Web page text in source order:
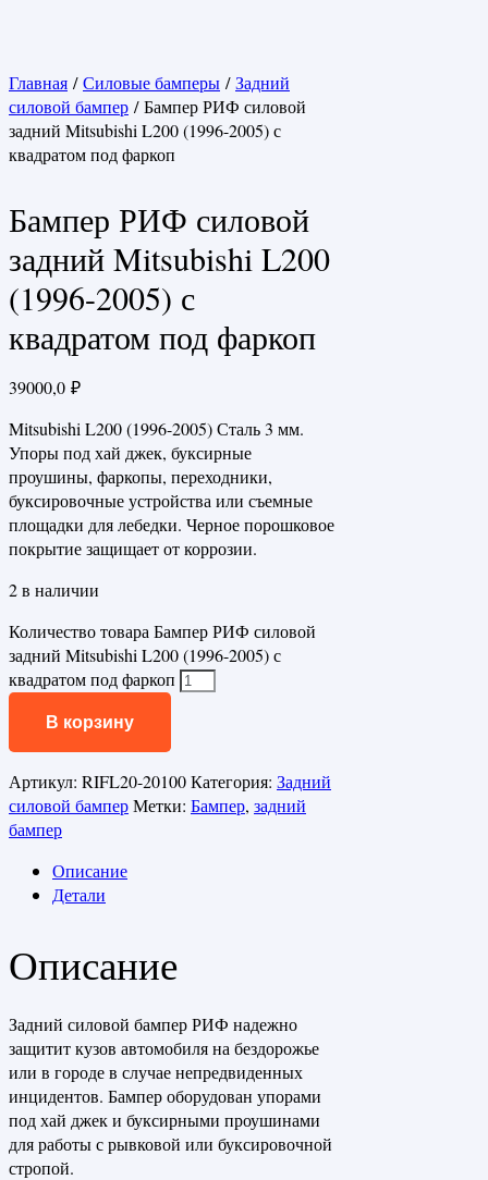
Главная /Силовые бамперы /Задний
силовой бампер / Бампер РИФ силовой
задний Mitsubishi L200 (1996-2005) с
квадратом под фаркоп
Бампер РИФ силовой
задний Mitsubishi L200
(1996-2005) с
квадратом под фаркоп
39000,0 ₽
Mitsubishi L200 (1996-2005) Сталь 3 мм.
Упоры под хай джек, буксирные
проушины, фаркопы, переходники,
буксировочные устройства или съемные
площадки для лебедки. Черное порошковое
покрытие защищает от коррозии.
2 в наличии
Количество товара Бампер РИФ силовой
задний Mitsubishi L200 (1996-2005) с
квадратом под фаркоп
В корзину
Артикул: RIFL20-20100Категория: Задний
силовой бамперМетки: Бампер, задний
бампер
Описание
Детали
Описание
Задний силовой бампер РИФ надежно
защитит кузов автомобиля на бездорожье
или в городе в случае непредвиденных
инцидентов. Бампер оборудован упорами
под хай джек и буксирными проушинами
для работы с рывковой или буксировочной
стропой.